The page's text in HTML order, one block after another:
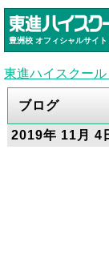
豊洲校 オフィシャルサイト
東進ハイスクール
ブログ
2019年 11月 4